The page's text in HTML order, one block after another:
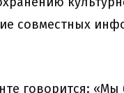
совместных
говорится: